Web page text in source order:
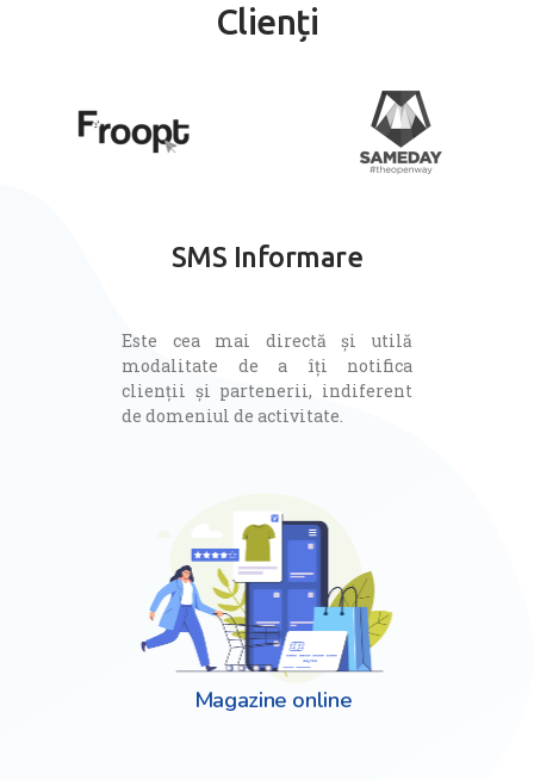
Clienți
SMS Informare
Este cea mai directă și utilă
modalitate de a îți notifica
clienții și partenerii, indiferent
de domeniul de activitate.
Magazine online